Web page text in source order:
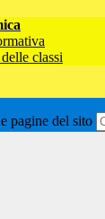
classi
pagine del sito